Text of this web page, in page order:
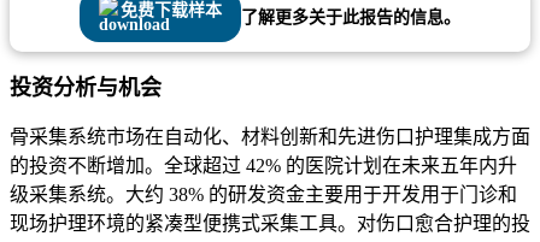
免费下载样本 了解更多关于此报告的信息。
投资分析与机会
骨采集系统市场在自动化、材料创新和先进伤口护理集成方面
的投资不断增加。全球超过 42% 的医院计划在未来五年内升
级采集系统。大约 38% 的研发资金主要用于开发用于门诊和
现场护理环境的紧凑型便携式采集工具。对伤口愈合护理的投